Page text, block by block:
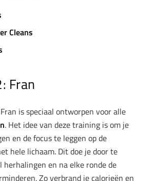
Cleans
Fran
is speciaal ontworpen voor alle
. Het idee van deze training is om je
en de focus te leggen op de
hele lichaam. Dit doe je door te
herhalingen en na elke ronde de
Zo verbrand je calorieën en